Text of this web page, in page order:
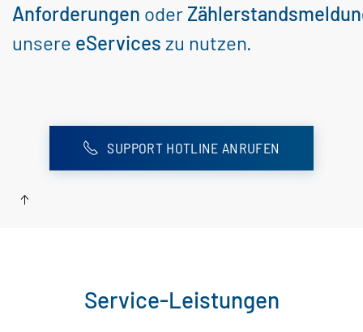
Anforderungen oder
unsere eServices zu nutzen.
SUPPORT HOTLINE ANRUFEN
Service-Leistungen